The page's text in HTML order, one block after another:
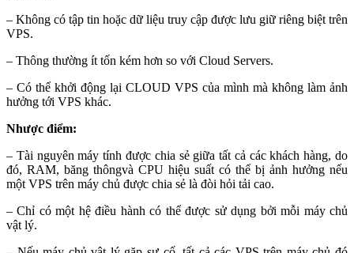
– Không có tập tin hoặc dữ liệu truy cập được lưu giữ riêng biệt trên
VPS.
– Thông thường ít tốn kém hơn so với Cloud Servers.
– Có thể khởi động lại CLOUD VPS của mình mà không làm ảnh
hưởng tới VPS khác.
Nhược điểm:
– Tài nguyên máy tính được chia sẻ giữa tất cả các khách hàng, do
đó, RAM, băng thôngvà CPU hiệu suất có thể bị ảnh hưởng nếu
một VPS trên máy chủ được chia sẻ là đòi hỏi tải cao.
– Chỉ có một hệ điều hành có thể được sử dụng bởi mỗi máy chủ
vật lý.